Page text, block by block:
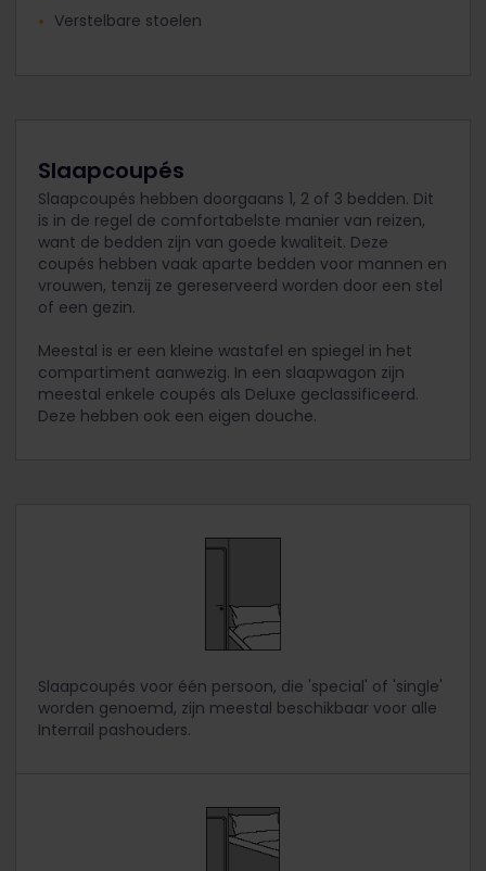
Verstelbare stoelen
Slaapcoupés
Slaapcoupés hebben doorgaans 1, 2 of 3 bedden. Dit
is in de regel de comfortabelste manier van reizen,
want de bedden zijn van goede kwaliteit. Deze
coupés hebben vaak aparte bedden voor mannen en
vrouwen, tenzij ze gereserveerd worden door een stel
of een gezin.
Meestal is er een kleine wastafel en spiegel in het
compartiment aanwezig. In een slaapwagon zijn
meestal enkele coupés als Deluxe geclassificeerd.
Deze hebben ook een eigen douche.
Slaapcoupés voor één persoon, die 'special' of 'single'
worden genoemd, zijn meestal beschikbaar voor alle
Interrail pashouders.